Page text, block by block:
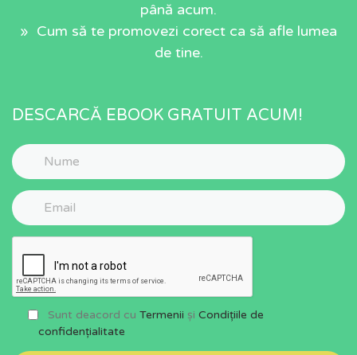
până acum.
» Cum să te promovezi corect ca să afle lumea
de tine.
DESCARCĂ EBOOK GRATUIT ACUM!
Sunt deacord cu Termenii și Condițiile de
confidențialitate